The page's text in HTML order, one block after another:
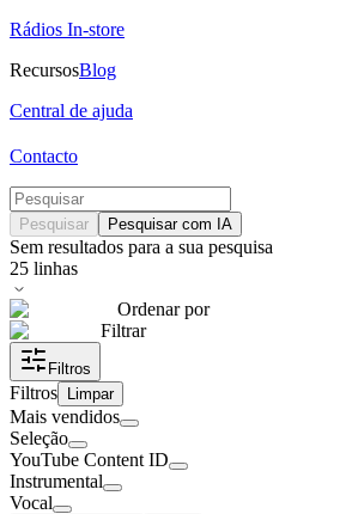
Rádios In-store
RecursosBlog
Central de ajuda
Contacto
Pesquisar Pesquisar com IA
Sem resultados para a sua pesquisa
25 linhas
Ordenar por
Filtrar
Filtros
Filtros Limpar
Mais vendidos
Seleção
YouTube Content ID
Instrumental
Vocal